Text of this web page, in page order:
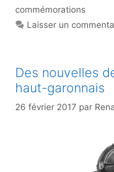
commémorations
Laisser un
Des nouvelles
haut-garonnais
26 février 2017 par